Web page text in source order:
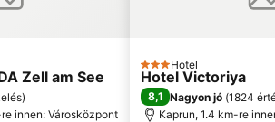
Zell am See
)
innen: Városközpont
3 Kategória
Hotel
Hotel Victoriya
8,1 Nagyon jó (1824
Kaprun, 1.4 km-re